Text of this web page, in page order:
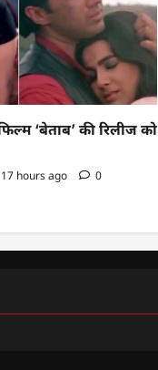
‘बेताब’ की रिलीज को
17 hours ago 0